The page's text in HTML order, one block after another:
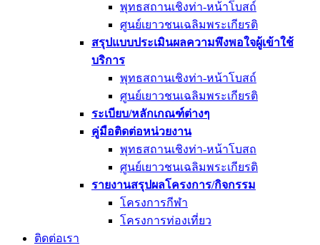
พุทธสถานเชิงท่า-หน้าโบสถ์
ศูนย์เยาวชนเฉลิมพระเกียรติ
สรุปแบบประเมินผลความพึงพอใจผู้เข้าใช้
บริการ
พุทธสถานเชิงท่า-หน้าโบสถ์
ศูนย์เยาวชนเฉลิมพระเกียรติ
ระเบียบ/หลักเกณฑ์ต่างๆ
คู่มือติดต่อหน่วยงาน
พุทธสถานเชิงท่า-หน้าโบสถ
ศูนย์เยาวชนเฉลิมพระเกียรติ
รายงานสรุปผลโครงการ/กิจกรรม
โครงการกีฬา
โครงการท่องเที่ยว
ติดต่อเรา